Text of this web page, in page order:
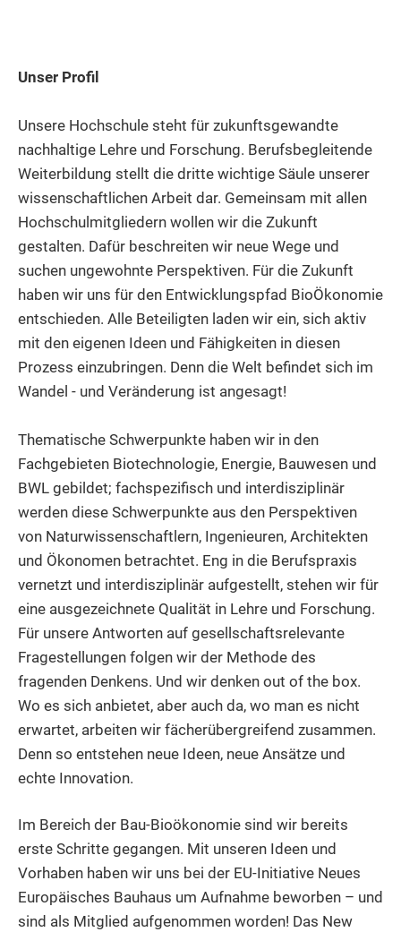
Unser Profil
Unsere Hochschule steht für zukunftsgewandte
nachhaltige Lehre und Forschung. Berufsbegleitende
Weiterbildung stellt die dritte wichtige Säule unserer
wissenschaftlichen Arbeit dar. Gemeinsam mit allen
Hochschulmitgliedern wollen wir die Zukunft
gestalten. Dafür beschreiten wir neue Wege und
suchen ungewohnte Perspektiven. Für die Zukunft
haben wir uns für den Entwicklungspfad BioÖkonomie
entschieden. Alle Beteiligten laden wir ein, sich aktiv
mit den eigenen Ideen und Fähigkeiten in diesen
Prozess einzubringen. Denn die Welt befindet sich im
Wandel - und Veränderung ist angesagt!
Thematische Schwerpunkte haben wir in den
Fachgebieten Biotechnologie, Energie, Bauwesen und
BWL gebildet; fachspezifisch und interdisziplinär
werden diese Schwerpunkte aus den Perspektiven
von Naturwissenschaftlern, Ingenieuren, Architekten
und Ökonomen betrachtet. Eng in die Berufspraxis
vernetzt und interdisziplinär aufgestellt, stehen wir für
eine ausgezeichnete Qualität in Lehre und Forschung.
Für unsere Antworten auf gesellschaftsrelevante
Fragestellungen folgen wir der Methode des
fragenden Denkens. Und wir denken out of the box.
Wo es sich anbietet, aber auch da, wo man es nicht
erwartet, arbeiten wir fächerübergreifend zusammen.
Denn so entstehen neue Ideen, neue Ansätze und
echte Innovation.
Im Bereich der Bau-Bioökonomie sind wir bereits
erste Schritte gegangen. Mit unseren Ideen und
Vorhaben haben wir uns bei der EU-Initiative Neues
Europäisches Bauhaus um Aufnahme beworben – und
sind als Mitglied aufgenommen worden! Das New